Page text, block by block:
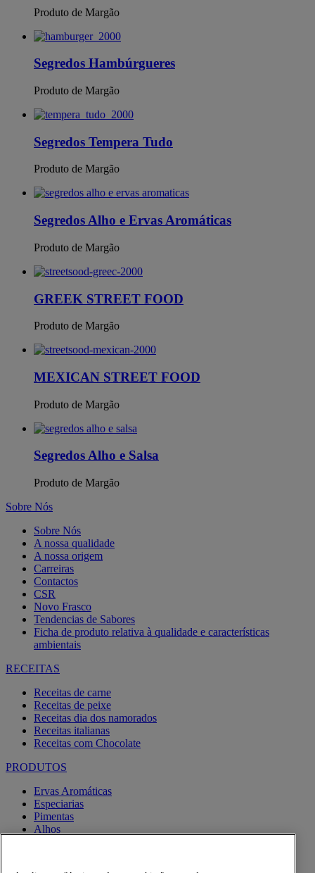
Produto de Margão
Segredos Hambúrgueres
Produto de Margão
Segredos Tempera Tudo
Produto de Margão
Segredos Alho e Ervas Aromáticas
Produto de Margão
GREEK STREET FOOD
Produto de Margão
MEXICAN STREET FOOD
Produto de Margão
Segredos Alho e Salsa
Produto de Margão
Sobre Nós
Sobre Nós
A nossa qualidade
A nossa origem
Carreiras
Contactos
CSR
Novo Frasco
Tendencias de Sabores
Ficha de produto relativa à qualidade e características
ambientais
RECEITAS
Receitas de carne
Receitas de peixe
Receitas dia dos namorados
Receitas italianas
Receitas com Chocolate
PRODUTOS
Ervas Aromáticas
Especiarias
Pimentas
Alhos